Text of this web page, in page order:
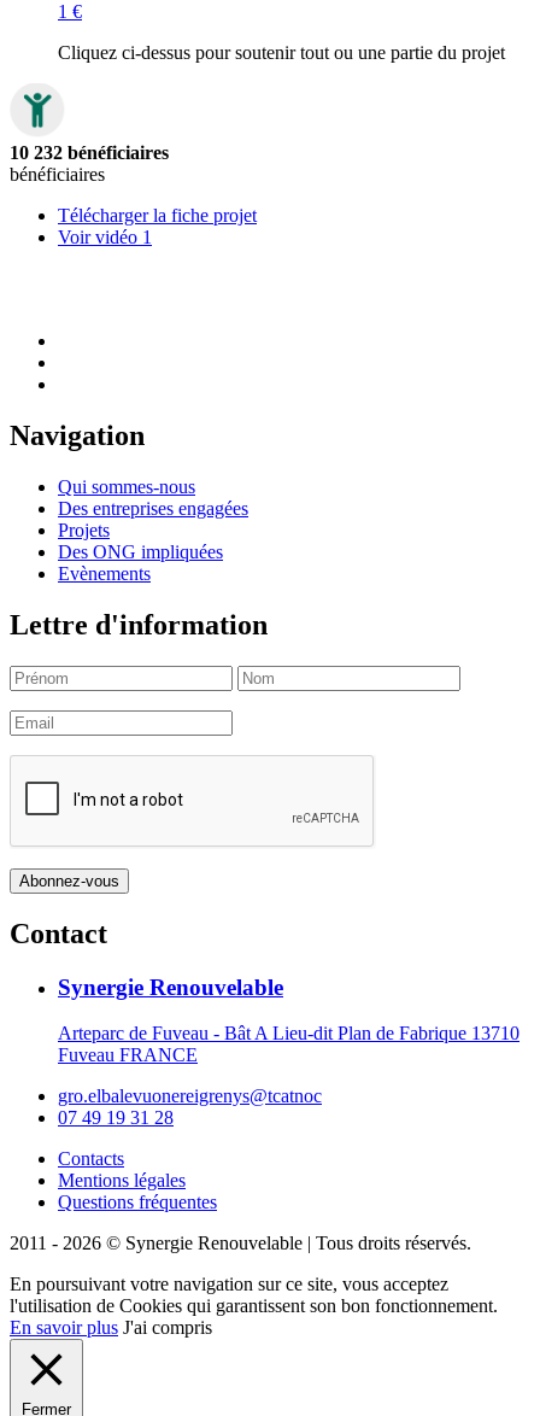
1 €
Cliquez ci-dessus pour soutenir tout ou une partie du projet
10 232 bénéficiaires
bénéficiaires
Télécharger la fiche projet
Voir vidéo 1
Navigation
Qui sommes-nous
Des entreprises engagées
Projets
Des ONG impliquées
Evènements
Lettre d'information
Contact
Synergie Renouvelable
Arteparc de Fuveau - Bât A Lieu-dit Plan de Fabrique 13710
Fuveau FRANCE
gro.elbalevuonereigrenys@tcatnoc
07 49 19 31 28
Contacts
Mentions légales
Questions fréquentes
2011 - 2026 © Synergie Renouvelable | Tous droits réservés.
En poursuivant votre navigation sur ce site, vous acceptez
l'utilisation de Cookies qui garantissent son bon fonctionnement.
En savoir plus J'ai compris
Fermer